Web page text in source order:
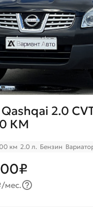
2.0
КМ
км 2.0 л. Бензин
мес.